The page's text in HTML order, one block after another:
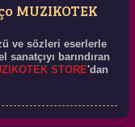
MUZIKOTEK
ve sözleri eserlerle
barındıran
STORE'dan